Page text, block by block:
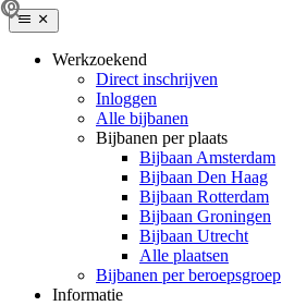
Werkzoekend
Direct inschrijven
Inloggen
Alle bijbanen
Bijbanen per plaats
Bijbaan Amsterdam
Bijbaan Den Haag
Bijbaan Rotterdam
Bijbaan Groningen
Bijbaan Utrecht
Alle plaatsen
Bijbanen per beroepsgroep
Informatie